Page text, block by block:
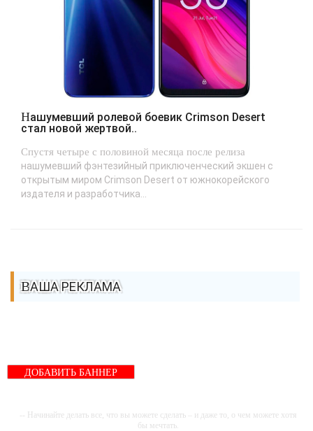
Нашумевший ролевой боевик Crimson Desert
стал новой жертвой..
Спустя четыре с половиной месяца после релиза
нашумевший фэнтезийный приключенческий экшен с
открытым миром Crimson Desert от южнокорейского
издателя и разработчика...
ВАША РЕКЛАМА
ДОБАВИТЬ БАННЕР
-- Начинайте делать все, что вы можете сделать – и даже то, о чем можете хотя
бы мечтать.